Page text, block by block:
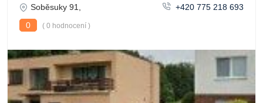
Soběsuky 91,
+420 775 218 693
0
( 0 hodnocení )